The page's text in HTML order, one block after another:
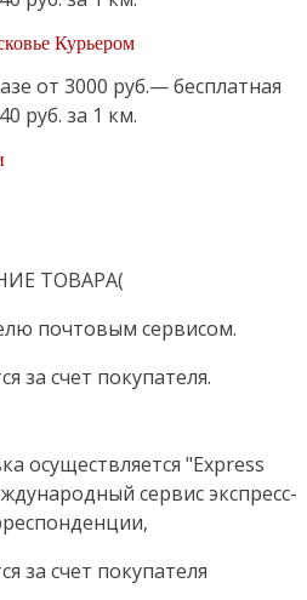
Курьером
от 3000 руб.— бесплатная
руб. за 1 км.
ТОВАРА(
почтовым сервисом.
за счет покупателя.
осуществляется "Express
сервис экспресс-
за счет покупателя